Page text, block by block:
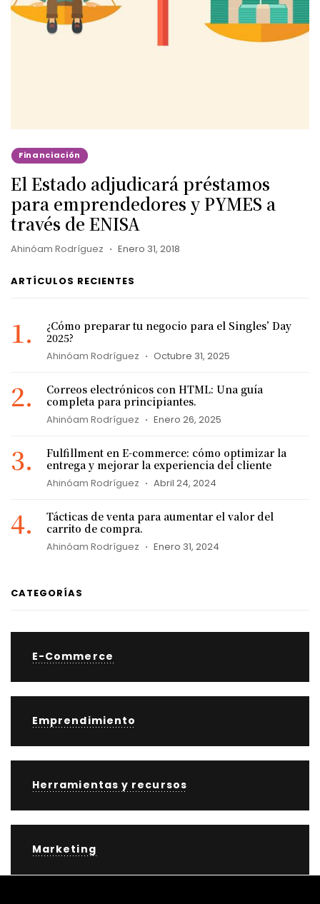
Financiación
El Estado adjudicará préstamos
para emprendedores y PYMES a
través de ENISA
Ahinóam Rodríguez Enero 31, 2018
ARTÍCULOS RECIENTES
¿Cómo preparar tu negocio para el Singles’ Day
2025?
Ahinóam Rodríguez Octubre 31, 2025
Correos electrónicos con HTML: Una guía
completa para principiantes.
Ahinóam Rodríguez Enero 26, 2025
Fulfillment en E-commerce: cómo optimizar la
entrega y mejorar la experiencia del cliente
Ahinóam Rodríguez Abril 24, 2024
Tácticas de venta para aumentar el valor del
carrito de compra.
Ahinóam Rodríguez Enero 31, 2024
CATEGORÍAS
E-Commerce
Emprendimiento
Herramientas y recursos
Marketing